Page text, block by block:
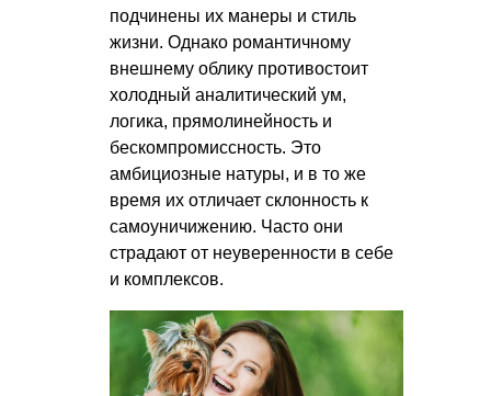
подчинены их манеры и стиль
жизни. Однако романтичному
внешнему облику противостоит
холодный аналитический ум,
логика, прямолинейность и
бескомпромиссность. Это
амбициозные натуры, и в то же
время их отличает склонность к
самоуничижению. Часто они
страдают от неуверенности в себе
и комплексов.